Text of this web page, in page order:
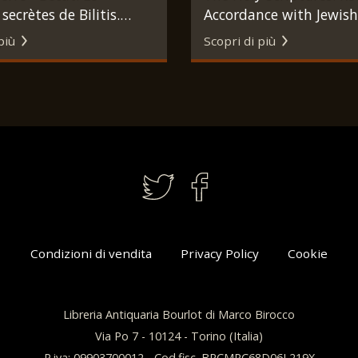
de Bilitis.
Lubineau, 1938.
Accordance with Jewish
Tradition and Modern
Scholarship. New
Scopri di più
Condizioni di vendita Privacy Policy Cookie
Libreria Antiquaria Bourlot di Marco Birocco
Via Po 7 - 10124 - Torino (Italia)